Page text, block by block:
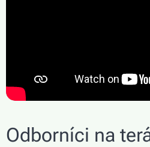
Odborníci na